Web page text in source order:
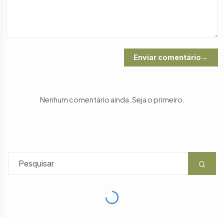
Enviar comentário
Nenhum comentário ainda. Seja o primeiro.